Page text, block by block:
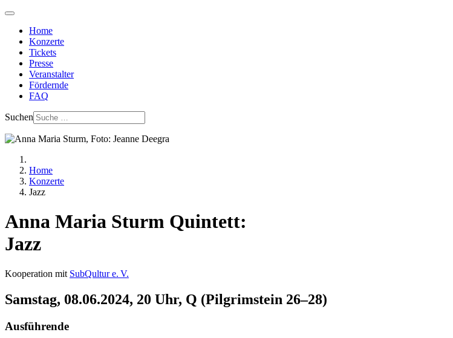
Home
Konzerte
Tickets
Presse
Veranstalter
Fördernde
FAQ
Suchen
Home
Konzerte
Jazz
Anna Maria Sturm Quintett:
Jazz
Kooperation mit SubQultur e. V.
Samstag, 08.06.2024, 20 Uhr, Q (Pilgrimstein 26–28)
Ausführende